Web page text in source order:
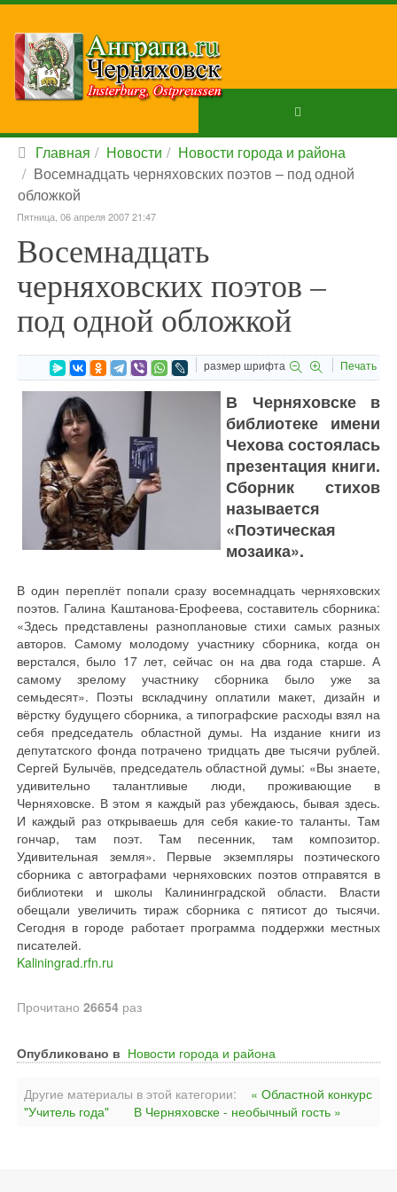
Главная Новости
Новости города и района
Восемнадцать черняховских поэтов – под одной
обложкой
Пятница, 06 апреля 2007 21:47
Восемнадцать
черняховских поэтов –
под одной обложкой
размер шрифта Печать
В Черняховске в
библиотеке имени
Чехова состоялась
презентация книги.
Сборник стихов
называется
«Поэтическая
мозаика».
В один переплёт попали сразу восемнадцать черняховских
поэтов. Галина Каштанова-Ерофеева, составитель сборника:
«Здесь представлены разноплановые стихи самых разных
авторов. Самому молодому участнику сборника, когда он
верстался, было 17 лет, сейчас он на два года старше. А
самому зрелому участнику сборника было уже за
семьдесят». Поэты вскладчину оплатили макет, дизайн и
вёрстку будущего сборника, а типографские расходы взял на
себя председатель областной думы. На издание книги из
депутатского фонда потрачено тридцать две тысячи рублей.
Сергей Булычёв, председатель областной думы: «Вы знаете,
удивительно талантливые люди, проживающие в
Черняховске. В этом я каждый раз убеждаюсь, бывая здесь.
И каждый раз открываешь для себя какие-то таланты. Там
гончар, там поэт. Там песенник, там композитор.
Удивительная земля». Первые экземпляры поэтического
сборника с автографами черняховских поэтов отправятся в
библиотеки и школы Калининградской области. Власти
обещали увеличить тираж сборника с пятисот до тысячи.
Сегодня в городе работает программа поддержки местных
писателей.
Kaliningrad.rfn.ru
Прочитано 26654 раз
Опубликовано в Новости города и района
Другие материалы в этой категории:
« Областной конкурс
"Учитель года"
В Черняховске - необычный гость »